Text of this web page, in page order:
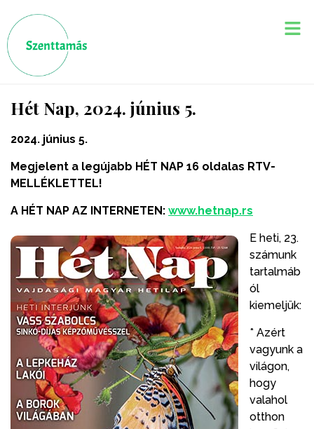
Hét Nap, 2024. június 5.
2024. június 5.
Megjelent a legújabb HÉT NAP 16 oldalas RTV-
MELLÉKLETTEL!
A HÉT NAP AZ INTERNETEN: www.hetnap.rs
E heti, 23.
számunk
tartalmáb
ól
kiemeljük:
* Azért
vagyunk a
világon,
hogy
valahol
otthon